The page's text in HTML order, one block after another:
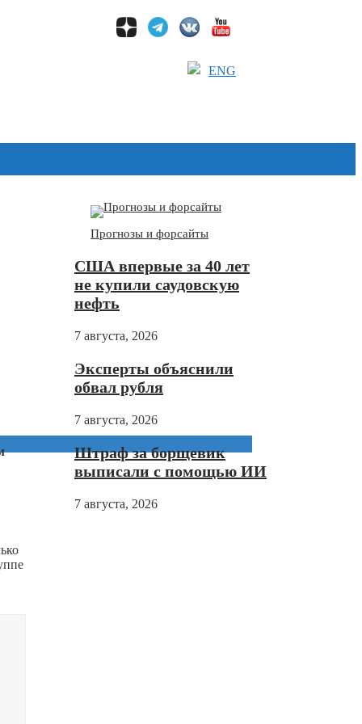
ENG
Прогнозы и форсайты
США впервые за 40 лет
не купили саудовскую
нефть
7 августа, 2026
Эксперты объяснили
обвал рубля
7 августа, 2026
Штраф за борщевик
выписали с помощью ИИ
7 августа, 2026